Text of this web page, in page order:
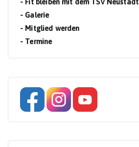
- Fit bleiben mit dem TSV Neustadt
- Galerie
- Mitglied werden
- Termine